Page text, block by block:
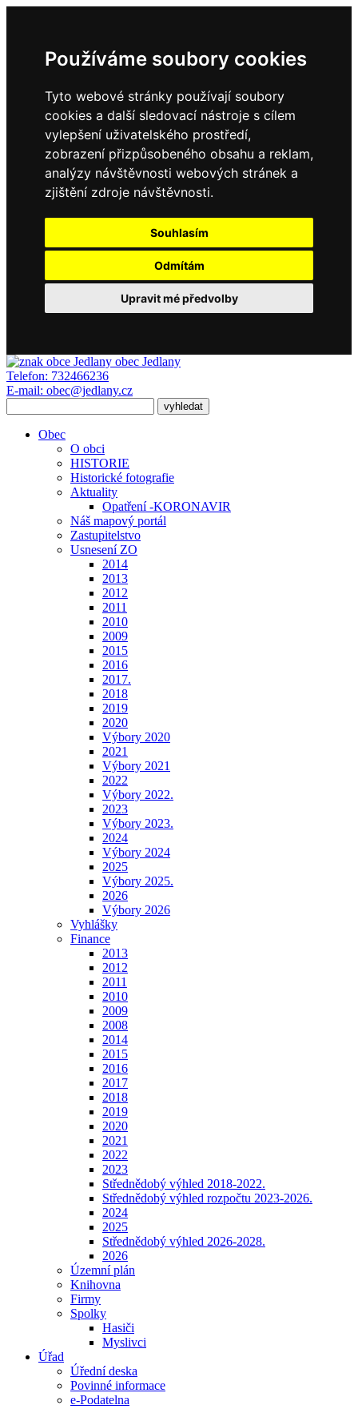
Používáme soubory cookies
Tyto webové stránky používají soubory
cookies a další sledovací nástroje s cílem
vylepšení uživatelského prostředí,
zobrazení přizpůsobeného obsahu a reklam,
analýzy návštěvnosti webových stránek a
zjištění zdroje návštěvnosti.
Souhlasím
Odmítám
Upravit mé předvolby
obec Jedlany
Telefon: 732466236
E-mail: obec@jedlany.cz
Obec
O obci
HISTORIE
Historické fotografie
Aktuality
Opatření -KORONAVIR
Náš mapový portál
Zastupitelstvo
Usnesení ZO
2014
2013
2012
2011
2010
2009
2015
2016
2017.
2018
2019
2020
Výbory 2020
2021
Výbory 2021
2022
Výbory 2022.
2023
Výbory 2023.
2024
Výbory 2024
2025
Výbory 2025.
2026
Výbory 2026
Vyhlášky
Finance
2013
2012
2011
2010
2009
2008
2014
2015
2016
2017
2018
2019
2020
2021
2022
2023
Střednědobý výhled 2018-2022.
Střednědobý výhled rozpočtu 2023-2026.
2024
2025
Střednědobý výhled 2026-2028.
2026
Územní plán
Knihovna
Firmy
Spolky
Hasiči
Myslivci
Úřad
Úřední deska
Povinné informace
e-Podatelna